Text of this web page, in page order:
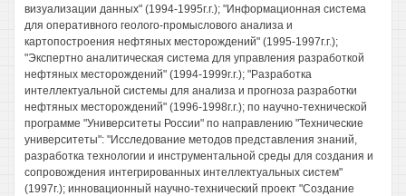
визуализации данных" (1994-1995г.г.); "Информационная система
для оперативного геолого-промыслового анализа и
картопостроения нефтяных месторождений" (1995-1997г.г.);
"Экспертно аналитическая система для управления разработкой
нефтяных месторождений" (1994-1999г.г.); "Разработка
интеллектуальной системы для анализа и прогноза разработки
нефтяных месторождений" (1996-1998г.г.); по научно-технической
программе "Университеты России" по направлению "Технические
университеты": "Исследование методов представления знаний,
разработка технологии и инструментальной среды для создания и
сопровождения интегрированных интеллектуальных систем"
(1997г.); инновационный научно-технический проект "Создание